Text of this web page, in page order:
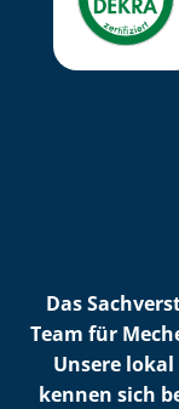
Das
Team für
Unsere
kennen sich